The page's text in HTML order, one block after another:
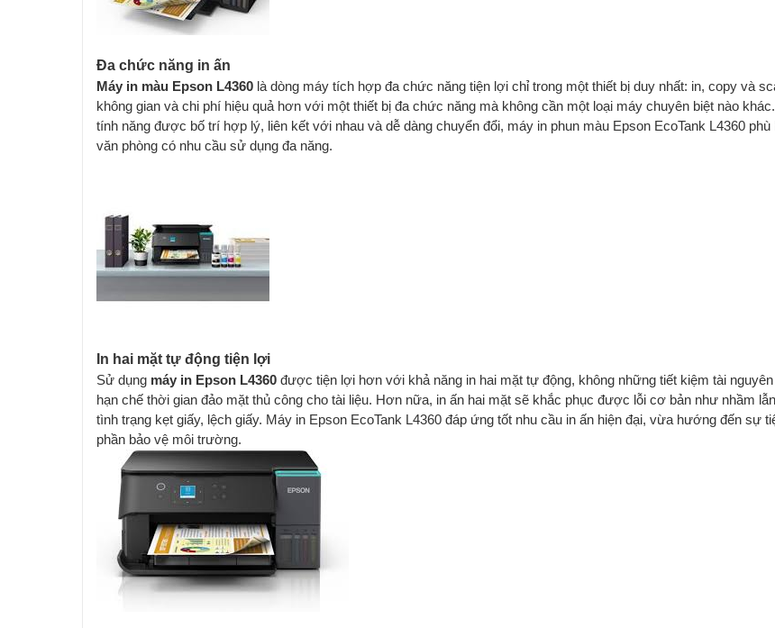
Đa chức năng in ấn
Máy in màu Epson L4360là dòng máy tích hợp đa chức năng tiện lợi chỉ trong một thiết bị duy nhất: in, copy và
không gian và chi phí hiệu quả hơn với một thiết bị đa chức năng mà không cần một loại máy chuyên biệt nào
tính năng được bố trí hợp lý, liên kết với nhau và dễ dàng chuyển đổi, máy in phun màu Epson EcoTank L4360
văn phòng có nhu cầu sử dụng đa năng.
In hai mặt tự động tiện lợi
Sử dụng máy in Epson L4360được tiện lợi hơn với khả năng in hai mặt tự động, không những tiết kiệm tài
hạn chế thời gian đảo mặt thủ công cho tài liệu. Hơn nữa, in ấn hai mặt sẽ khắc phục được lỗi cơ bản như nhầm
tình trạng kẹt giấy, lệch giấy. Máy in Epson EcoTank L4360 đáp ứng tốt nhu cầu in ấn hiện đại, vừa hướng đến sự
phần bảo vệ môi trường.